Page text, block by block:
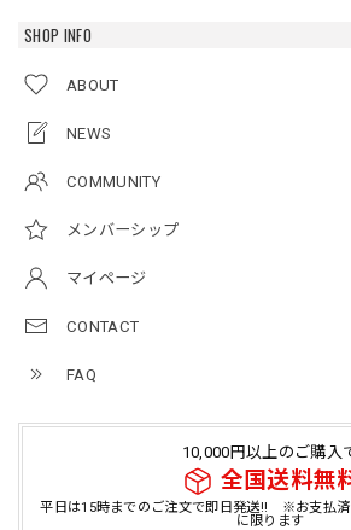
SHOP INFO
ABOUT
NEWS
COMMUNITY
メンバーシップ
マイページ
CONTACT
FAQ
10,000円以上のご購入
全国送料無
平日は15時までのご注文で即日発送!! ※お支払済
に限ります